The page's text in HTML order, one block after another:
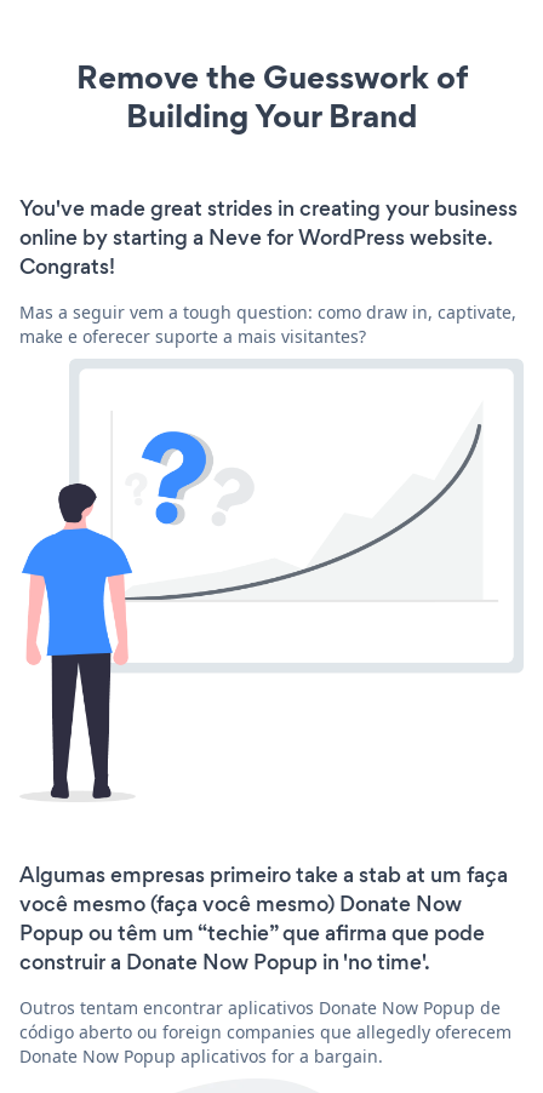
Remove the Guesswork of
Building Your Brand
You've made great strides in creating your business
online by starting a Neve for WordPress website.
Congrats!
Mas a seguir vem a tough question: como draw in, captivate,
make e oferecer suporte a mais visitantes?
Algumas empresas primeiro take a stab at um faça
você mesmo (faça você mesmo) Donate Now
Popup ou têm um “techie” que afirma que pode
construir a Donate Now Popup in 'no time'.
Outros tentam encontrar aplicativos Donate Now Popup de
código aberto ou foreign companies que allegedly oferecem
Donate Now Popup aplicativos for a bargain.